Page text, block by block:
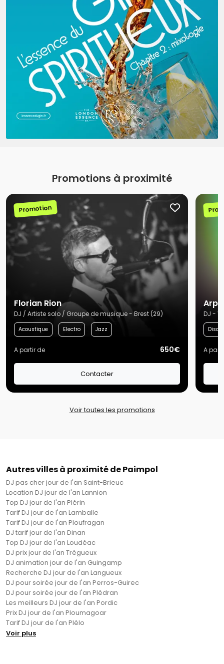
Promotions à proximité
Promotion
Florian Rion
DJ / Artiste solo / Groupe de musique - Brest (29)
Acoustique Electro Jazz
A partir de 650€
Contacter
DJ -
Disco
A
Voir toutes les promotions
Autres villes à proximité de Paimpol
DJ pas cher jour de l'an Saint-Brieuc
Location DJ jour de l'an Lannion
Top DJ jour de l'an Plérin
Tarif DJ jour de l'an Lamballe
Tarif DJ jour de l'an Ploufragan
DJ tarif jour de l'an Dinan
Top DJ jour de l'an Loudéac
DJ prix jour de l'an Trégueux
DJ animation jour de l'an Guingamp
Recherche DJ jour de l'an Langueux
DJ pour soirée jour de l'an Perros-Guirec
DJ pour soirée jour de l'an Plédran
Les meilleurs DJ jour de l'an Pordic
Prix DJ jour de l'an Ploumagoar
Tarif DJ jour de l'an Plélo
Voir plus